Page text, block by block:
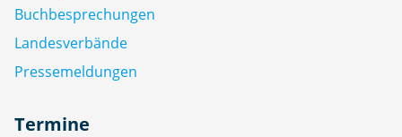
Buchbesprechungen
Landesverbände
Pressemeldungen
Termine